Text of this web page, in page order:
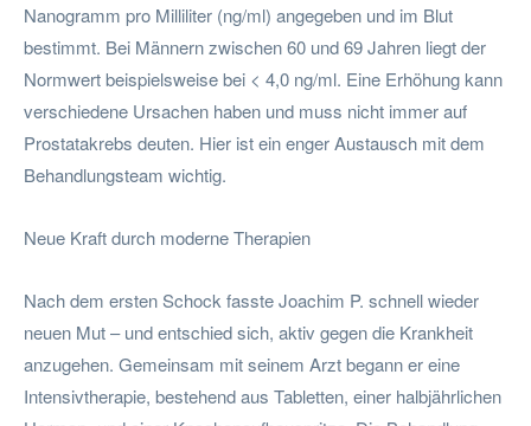
Nanogramm pro Milliliter (ng/ml) angegeben und im Blut
bestimmt. Bei Männern zwischen 60 und 69 Jahren liegt der
Normwert beispielsweise bei < 4,0 ng/ml. Eine Erhöhung kann
verschiedene Ursachen haben und muss nicht immer auf
Prostatakrebs deuten. Hier ist ein enger Austausch mit dem
Behandlungsteam wichtig.
Neue Kraft durch moderne Therapien
Nach dem ersten Schock fasste Joachim P. schnell wieder
neuen Mut – und entschied sich, aktiv gegen die Krankheit
anzugehen. Gemeinsam mit seinem Arzt begann er eine
Intensivtherapie, bestehend aus Tabletten, einer halbjährlichen